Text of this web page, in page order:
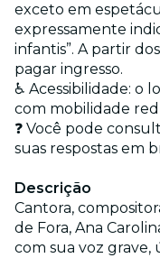
exceto em
expressamente
infantis”. A partir
pagar ingresso.
♿ Acessibilidade: o
com mobilidade
❓ Você pode
suas respostas em
Descrição
Cantora,
de Fora, Ana
com sua voz grave,